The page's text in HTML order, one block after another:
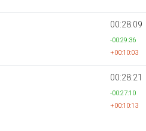
00:28:09
-00:29:36
+00:10:03
00:28:21
-00:27:10
+00:10:13